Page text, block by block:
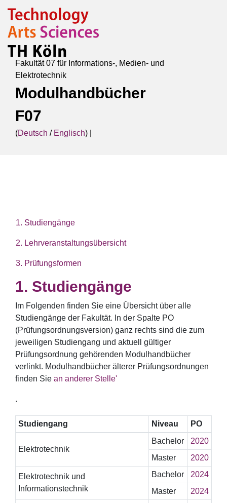
Fakultät 07 für Informations-, Medien- und
Elektrotechnik
Modulhandbücher
F07
(Deutsch / Englisch) |
1. Studiengänge
2. Lehrveranstaltungsübersicht
3. Prüfungsformen
Studiengänge
Im Folgenden finden Sie eine Übersicht über alle
Studiengänge der Fakultät. In der Spalte PO
(Prüfungsordnungsversion) ganz rechts sind die zum
jeweiligen Studiengang und aktuell gültiger
Prüfungsordnung gehörenden Modulhandbücher
verlinkt. Modulhandbücher älterer Prüfungsordnungen
finden Sie an anderer Stelle'
.
Studiengang Niveau PO
Elektrotechnik
Bachelor
2020
Master
2020
Elektrotechnik und
Informationstechnik
Bachelor
2024
Master
2024